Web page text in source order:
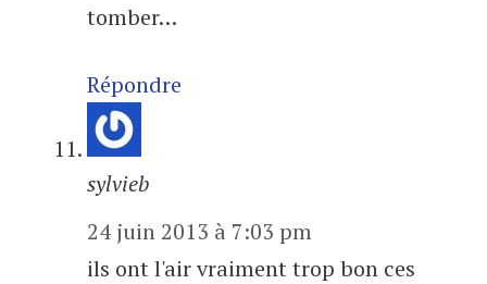
tomber…
Répondre
sylvieb
24 juin 2013 à 7:03 pm
ils ont l'air vraiment trop bon ces